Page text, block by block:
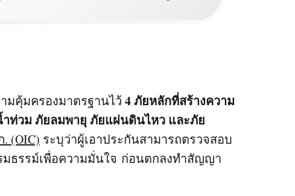
คุ้มครองมาตรฐานไว้ 4 ภัยหลักที่สร้างความ
ท่วม ภัยลมพายุ ภัยแผ่นดินไหว และภัย
(OIC) ระบุว่าผู้เอาประกันสามารถตรวจสอบ
มธรรม์เพื่อความมั่นใจ ก่อนตกลงทำสัญญา